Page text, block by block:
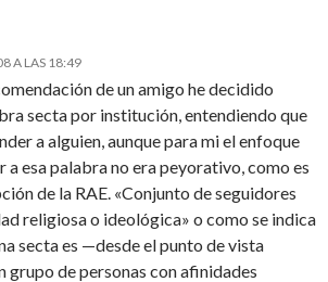
A LAS 18:49
de un amigo he decidido
secta por institución, entendiendo que
a alguien, aunque para mi el enfoque
a esa palabra no era peyorativo, como es
de la RAE. «Conjunto de seguidores
religiosa o ideológica» o como se indica
secta es —desde el punto de vista
de personas con afinidades